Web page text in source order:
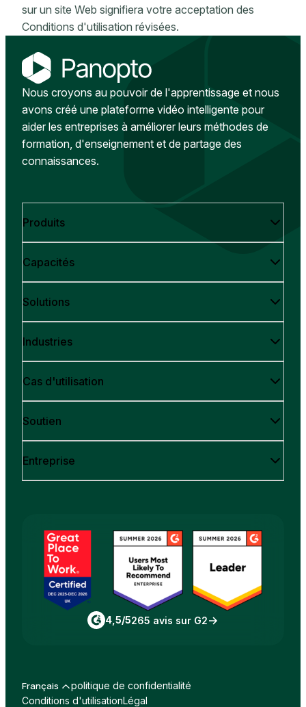
sur un site Web signifiera votre acceptation des
Conditions d'utilisation révisées.
Nous croyons au pouvoir de l'apprentissage et nous
avons créé une plateforme vidéo intelligente pour
aider les entreprises à améliorer leurs méthodes de
formation, d'enseignement et de partage des
connaissances.
Produits
Capacités
Solutions
Industries
Cas d'utilisation
Soutien
Entreprise
4,5/5265 avis sur G2
Français
politique de confidentialité
Conditions d'utilisationLégal